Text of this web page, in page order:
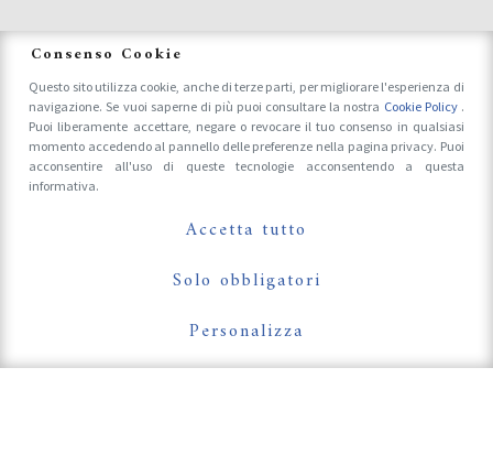
Accrediti Stampa e Fotografi
Follow Us On
Consenso Cookie
Questo sito utilizza cookie, anche di terze parti, per migliorare l'esperienza di
navigazione. Se vuoi saperne di più puoi consultare la nostra Cookie Policy .
Puoi liberamente accettare, negare o revocare il tuo consenso in qualsiasi
momento accedendo al pannello delle preferenze nella pagina privacy. Puoi
acconsentire all'uso di queste tecnologie acconsentendo a questa
informativa.
Accetta tutto
Solo obbligatori
Personalizza